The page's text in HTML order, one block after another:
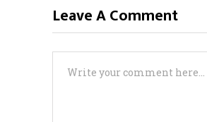
Leave A Comment